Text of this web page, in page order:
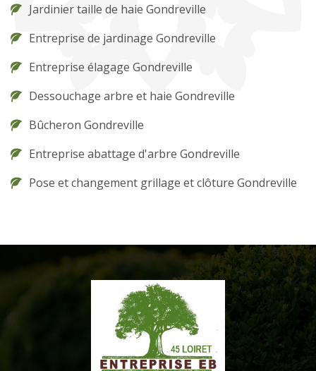
Jardinier taille de haie Gondreville
Entreprise de jardinage Gondreville
Entreprise élagage Gondreville
Dessouchage arbre et haie Gondreville
Bûcheron Gondreville
Entreprise abattage d'arbre Gondreville
Pose et changement grillage et clôture Gondreville